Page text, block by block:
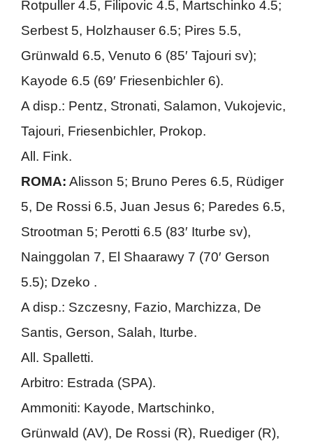
Rotpuller 4.5, Filipovic 4.5, Martschinko 4.5;
Serbest 5, Holzhauser 6.5; Pires 5.5,
Grünwald 6.5, Venuto 6 (85′ Tajouri sv);
Kayode 6.5 (69′ Friesenbichler 6).
A disp.: Pentz, Stronati, Salamon, Vukojevic,
Tajouri, Friesenbichler, Prokop.
All. Fink.
ROMA: Alisson 5; Bruno Peres 6.5, Rüdiger
5, De Rossi 6.5, Juan Jesus 6; Paredes 6.5,
Strootman 5; Perotti 6.5 (83′ Iturbe sv),
Nainggolan 7, El Shaarawy 7 (70′ Gerson
5.5); Dzeko .
A disp.: Szczesny, Fazio, Marchizza, De
Santis, Gerson, Salah, Iturbe.
All. Spalletti.
Arbitro: Estrada (SPA).
Ammoniti: Kayode, Martschinko,
Grünwald (AV), De Rossi (R), Ruediger (R),